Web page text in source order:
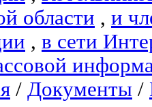
области , и
, в сети
/ Документы /